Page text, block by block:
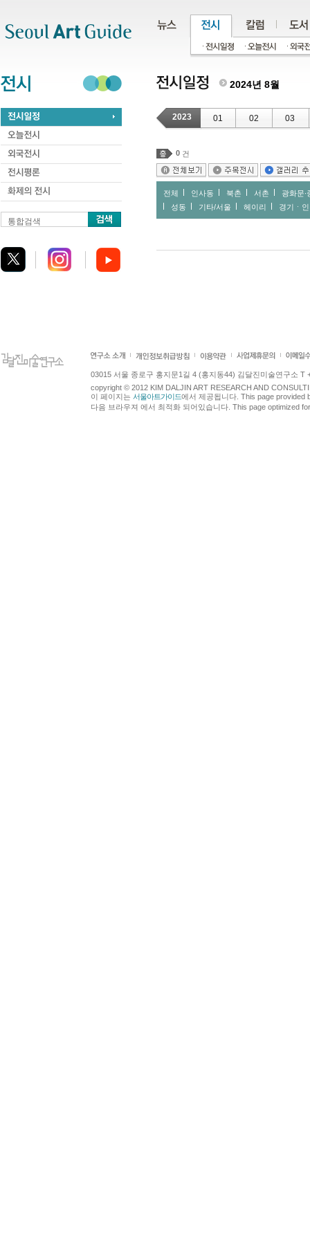
통합검색
2024년 8월
2023 01 02 03
0 건
전체 인사동 북촌 서촌
광화문∙
성동
기타/서울 헤이리 경기ㆍ
03015 서울 종로구 홍지문1길 4 (홍지동44) 김달진미술연구소 T
copyright © 2012 KIM DALJIN ART RESEARCH AND
이 페이지는 서울아트가이드에서 제공됩니다. This page provided
다음 브라우져 에서 최적화 되어있습니다. This page optimized